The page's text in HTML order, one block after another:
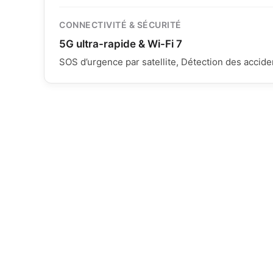
CONNECTIVITÉ & SÉCURITÉ
5G ultra-rapide & Wi-Fi 7
SOS d’urgence par satellite, Détection des